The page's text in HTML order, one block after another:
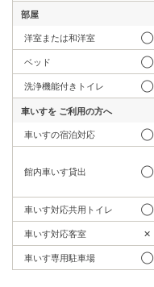
部屋
洋室または和洋室 ◯
ベッド ◯
洗浄機能付きトイレ ◯
車いすを ご利用の方へ
車いすの宿泊対応 ◯
館内車いす貸出 ◯
車いす対応共用トイレ ◯
車いす対応客室 ✕
車いす専用駐車場 ◯